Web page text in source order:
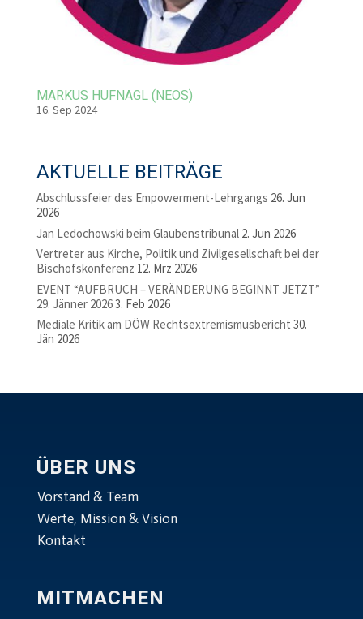
MARKUS HUFNAGL (NEOS)
16. Sep 2024
AKTUELLE BEITRÄGE
Abschlussfeier des Empowerment-Lehrgangs 26. Jun
2026
Jan Ledochowski beim Glaubenstribunal 2. Jun 2026
Vertreter aus Kirche, Politik und Zivilgesellschaft bei der
Bischofskonferenz 12. Mrz 2026
EVENT “AUFBRUCH – VERÄNDERUNG BEGINNT JETZT”
29. Jänner 20263. Feb 2026
Mediale Kritik am DÖW Rechtsextremismusbericht 30.
Jän 2026
ÜBER UNS
Vorstand & Team
Werte, Mission & Vision
Kontakt
MITMACHEN